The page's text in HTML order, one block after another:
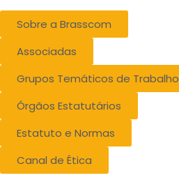
Sobre a Brasscom
Associadas
Grupos Temáticos de Trabalho
Órgãos Estatutários
Estatuto e Normas
Canal de Ética